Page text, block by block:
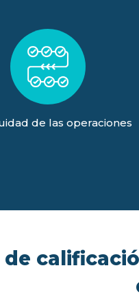
de las operaciones
de